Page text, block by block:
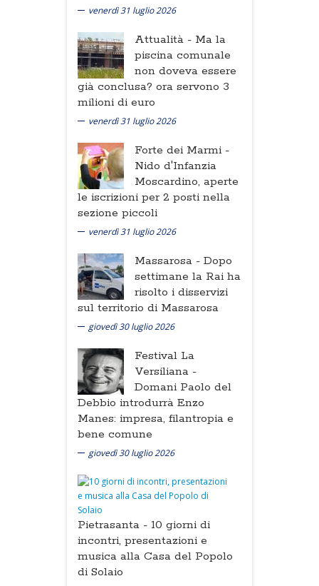
venerdì 31 luglio 2026
Attualità - Ma la
piscina comunale
non doveva essere
già conclusa? ora servono 3
milioni di euro
venerdì 31 luglio 2026
Forte dei Marmi -
Nido d'Infanzia
Moscardino, aperte
le iscrizioni per 2 posti nella
sezione piccoli
venerdì 31 luglio 2026
Massarosa - Dopo
settimane la Rai ha
risolto i disservizi
sul territorio di Massarosa
giovedì 30 luglio 2026
Festival La
Versiliana -
Domani Paolo del
Debbio introdurrà Enzo
Manes: impresa, filantropia e
bene comune
giovedì 30 luglio 2026
Pietrasanta - 10 giorni di
incontri, presentazioni e
musica alla Casa del Popolo
di Solaio